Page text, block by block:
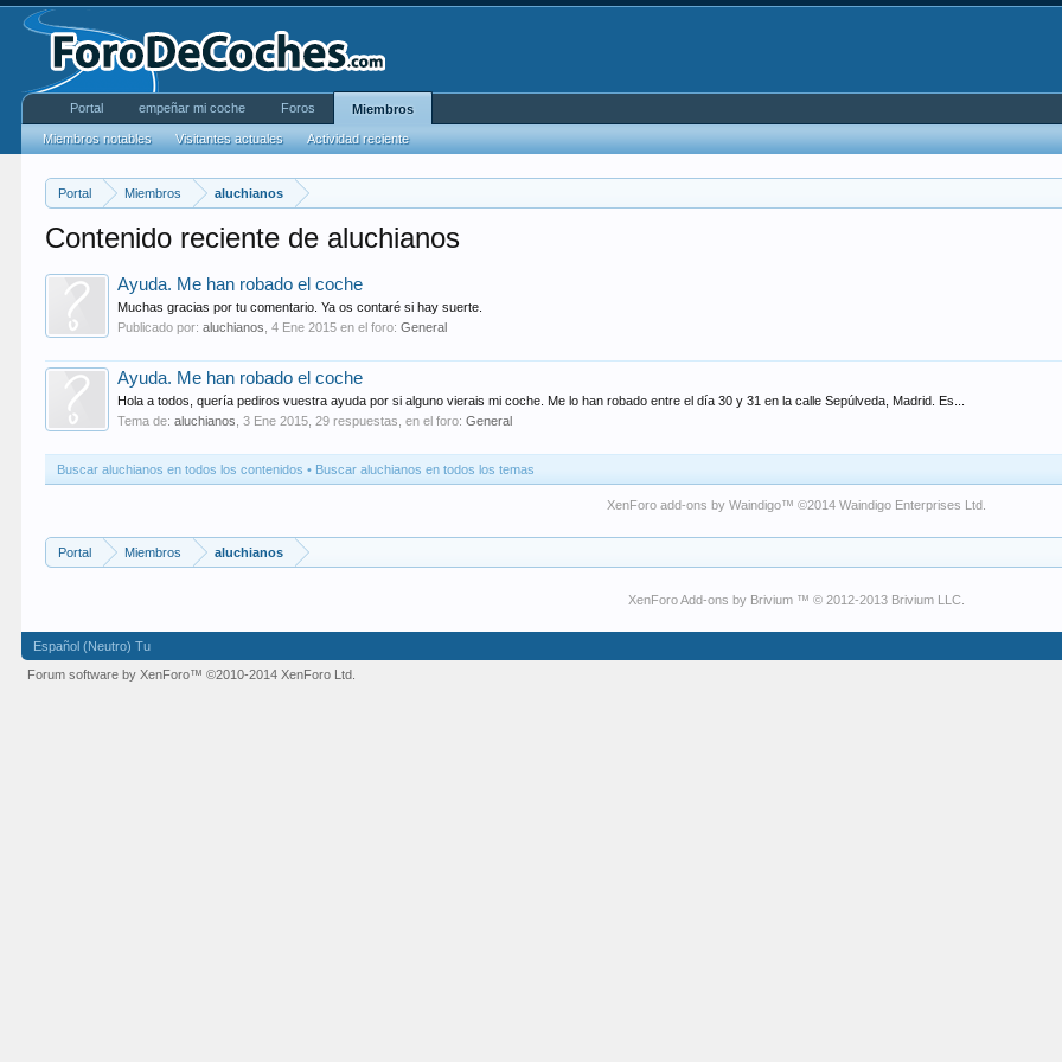
Portal Miembros aluchianos
Contenido reciente de aluchianos
Ayuda. Me han robado el coche
Muchas gracias por tu comentario. Ya os contaré si hay suerte.
Publicado por:aluchianos ,4 Ene 2015 en el foro:General
Ayuda. Me han robado el coche
Hola a todos, quería pediros vuestra ayuda por si alguno vierais mi coche. Me lo han robado entre el día 30 y 31 en la calle Sepúlveda, Madrid. Es...
Tema de:aluchianos ,3 Ene 2015 , 29 respuestas, en el foro:General
Buscar aluchianos en todos los contenidos Buscar aluchianos en todos los temas
XenForo add-ons by Waindigo™ ©2014 Waindigo Enterprises Ltd
Portal Miembros aluchianos
XenForo Add-ons by Brivium ™ © 2012-2013 Brivium LLC.
Portal empeñar mi coche Foros Miembros
Miembros notables Visitantes actuales Actividad reciente
Español (Neutro) Tu
Forum software by XenForo™©2010-2014 XenForo Ltd.